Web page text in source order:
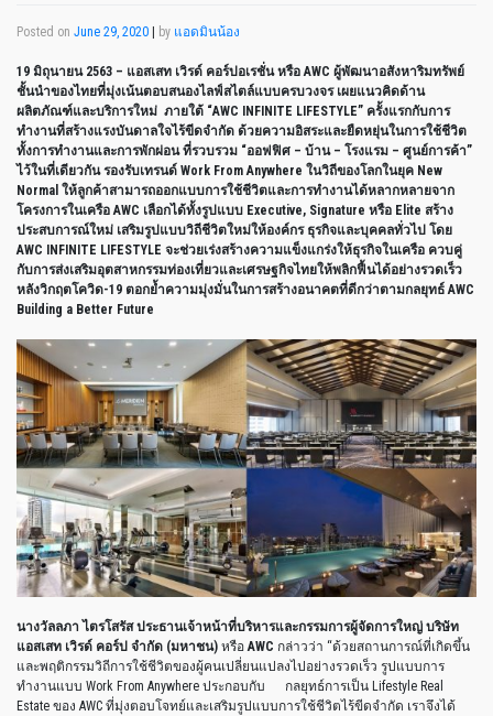
Posted on June 29, 2020 by แอดมินน้อง
19 มิถุนายน2563 – แอสเสท เวิรด์ คอร์ปอเรชั่น หรือAWC ผู้พัฒนาอสังหาริมทรัพย์
ชั้นนำของไทยที่มุ่งเน้นตอบสนองไลฟ์สไตล์แบบครบวงจร เผยแนวคิดด้าน
ผลิตภัณฑ์และบริการใหม่ ภายใต้ “AWC INFINITE LIFESTYLE” ครั้งแรกกับการ
ทำงานที่สร้างแรงบันดาลใจไร้ขีดจำกัด ด้วยความอิสระและยืดหยุ่นในการใช้ชีวิต
ทั้งการทำงานและการพักผ่อน ที่รวบรวม “ออฟฟิศ – บ้าน– โรงแรม – ศูนย์การค้า”
ไว้ในที่เดียวกัน รองรับเทรนด์ Work From Anywhere ในวิถีของโลกในยุค New
Normal ให้ลูกค้าสามารถออกแบบการใช้ชีวิตและการทำงานได้หลากหลายจาก
โครงการในเครือAWC เลือกได้ทั้งรูปแบบ Executive, Signature หรือ Elite สร้าง
ประสบการณ์ใหม่ เสริมรูปแบบวิถีชีวิตใหม่ให้องค์กร ธุรกิจและบุคคลทั่วไป โดย
AWC INFINITE LIFESTYLE จะช่วยเร่งสร้างความแข็งแกร่งให้ธุรกิจในเครือ ควบคู่
กับการส่งเสริมอุตสาหกรรมท่องเที่ยวและเศรษฐกิจไทยให้พลิกฟื้นได้อย่างรวดเร็ว
หลังวิกฤตโควิด-19 ตอกย้ำความมุ่งมั่นในการสร้างอนาคตที่ดีกว่าตามกลยุทธ์AWC
Building a Better Future
นางวัลลภา ไตรโสรัส ประธานเจ้าหน้าที่บริหารและกรรมการผู้จัดการใหญ่ บริษัท
แอสเสท เวิรด์ คอร์ป จำกัด (มหาชน) หรือ AWC กล่าวว่า “ด้วยสถานการณ์ที่เกิดขึ้น
และพฤติกรรมวิถีการใช้ชีวิตของผู้คนเปลี่ยนแปลงไปอย่างรวดเร็ว รูปแบบการ
ทำงานแบบ Work From Anywhere ประกอบกับ กลยุทธ์การเป็น Lifestyle Real
Estate ของ AWC ที่มุ่งตอบโจทย์และเสริมรูปแบบการใช้ชีวิตไร้ขีดจำกัด เราจึงได้